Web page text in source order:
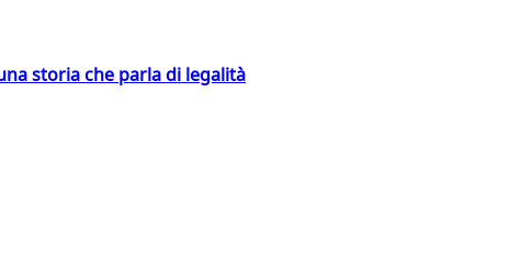
storia che parla di legalità